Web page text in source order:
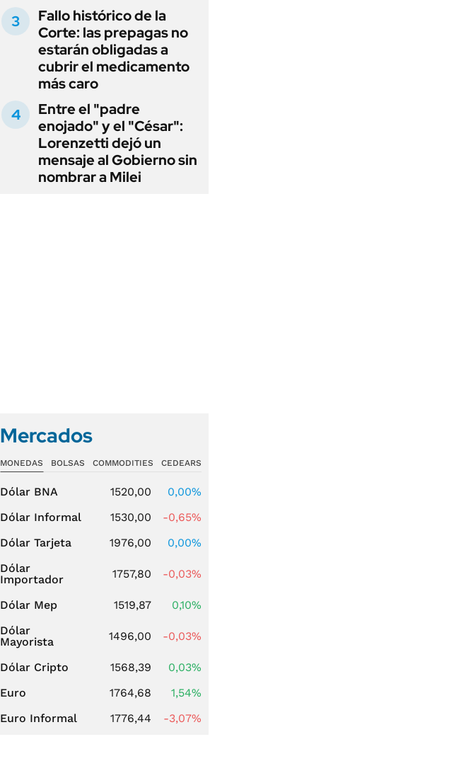
Fallo histórico de la
Corte: las prepagas no
estarán obligadas a
cubrir el medicamento
más caro
Entre el "padre
enojado" y el "César":
Lorenzetti dejó un
mensaje al Gobierno sin
nombrar a Milei
Mercados
MONEDAS BOLSAS COMMODITIES CEDEARS
Dólar BNA 1520,00
0,00%
Dólar Informal
1530,00
-0,65%
Dólar Tarjeta
1976,00
0,00%
Dólar
Importador
1757,80 -0,03%
Dólar Mep 1519,87
0,10%
Dólar
Mayorista
1496,00 -0,03%
Dólar Cripto 1568,39
0,03%
Euro
1764,68
1,54%
Euro Informal
1776,44 -3,07%